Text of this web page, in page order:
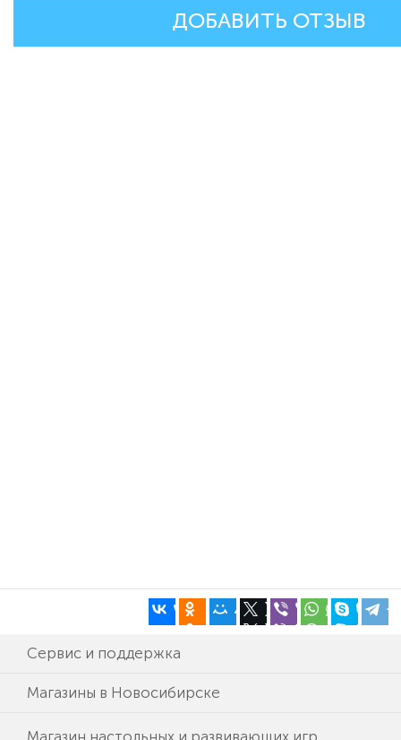
ДОБАВИТЬ ОТЗЫВ
Сервис и поддержка
Магазины в Новосибирске
Магазин настольных и развивающих игр.